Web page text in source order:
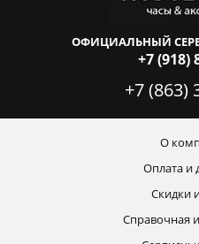
ОФИЦИАЛЬНЫЙ
+7 (918)
+7 (863)
О
Оплата и
Скидки
Справочная